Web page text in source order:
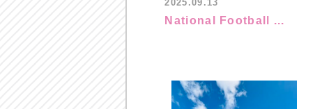
2025.09.13
National Football ...